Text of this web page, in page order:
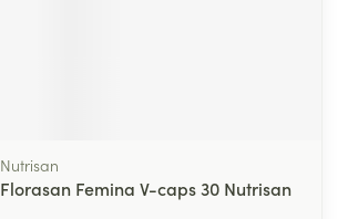
Nutrisan
Florasan Femina V-caps 30 Nutrisan